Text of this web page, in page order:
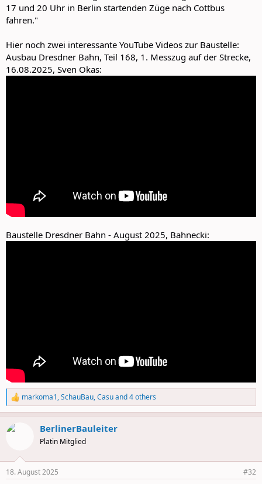
17 und 20 Uhr in Berlin startenden Züge nach Cottbus
fahren."
Hier noch zwei interessante YouTube Videos zur Baustelle:
Ausbau Dresdner Bahn, Teil 168, 1. Messzug auf der Strecke,
16.08.2025, Sven Okas:
Baustelle Dresdner Bahn - August 2025, Bahnecki:
R
e
a
c
s
markoma1,SchauBau,Casuand 4 others
BerlinerBauleiter
Platin Mitglied
18. August 2025 #32